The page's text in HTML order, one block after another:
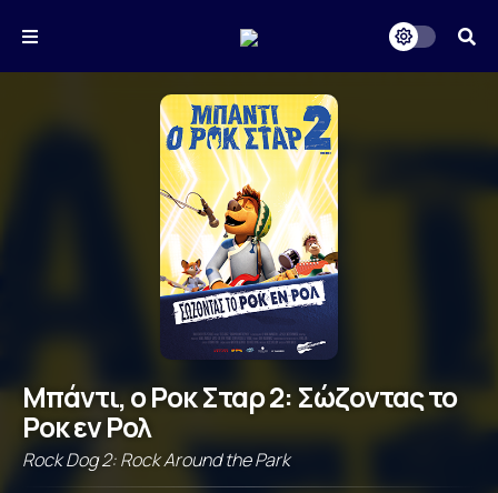
Μπάντι, ο Ροκ Σταρ 2: Σώζοντας το
Ροκ εν Ρολ
Rock Dog 2: Rock Around the Park